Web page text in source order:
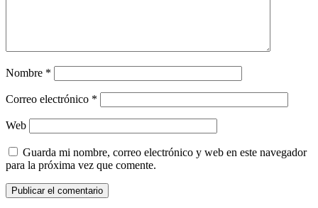
Nombre *
Correo electrónico *
Web
Guarda mi nombre, correo electrónico y web en este navegador
para la próxima vez que comente.